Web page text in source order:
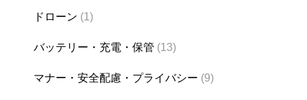
ドローン (1)
バッテリー・充電・保管 (13)
マナー・安全配慮・プライバシー (9)